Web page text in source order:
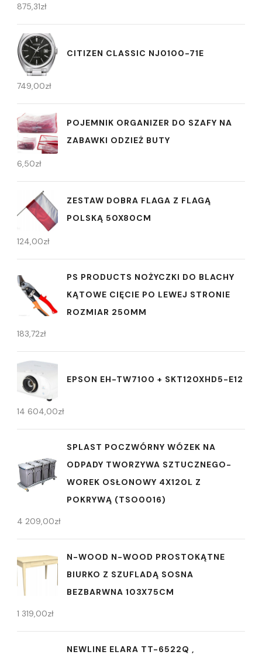
875,31zł
CITIZEN CLASSIC NJ0100-71E
749,00zł
POJEMNIK ORGANIZER DO SZAFY NA
ZABAWKI ODZIEŻ BUTY
6,50zł
ZESTAW DOBRA FLAGA Z FLAGĄ
POLSKĄ 50X80CM
124,00zł
PS PRODUCTS NOŻYCZKI DO BLACHY
KĄTOWE CIĘCIE PO LEWEJ STRONIE
ROZMIAR 250MM
183,72zł
EPSON EH-TW7100 + SKT120XHD5-E12
14 604,00zł
SPLAST POCZWÓRNY WÓZEK NA
ODPADY TWORZYWA SZTUCZNEGO-
WOREK OSŁONOWY 4X120L Z
POKRYWĄ (TSO0016)
4 209,00zł
N-WOOD N-WOOD PROSTOKĄTNE
BIURKO Z SZUFLADĄ SOSNA
BEZBARWNA 103X75CM
1 319,00zł
NEWLINE ELARA TT-6522Q ,